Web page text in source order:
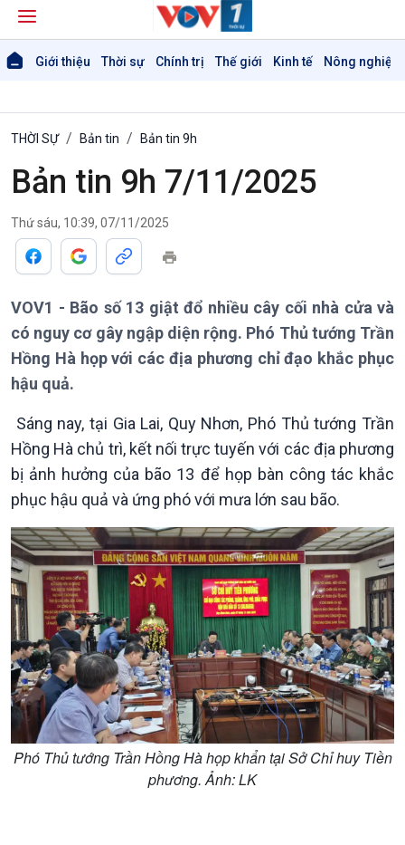
Giới thiệu Thời sự Chính trị Thế giới Kinh tế Nông nghiệp
Thời sự 6h
Thời sự 12h
Thời sự 18h
Chuyên mục
Theo dòng Thời sự
Chính trị
Tin Chính trị
Chính phủ với người dân
Quốc hội với cử tri
Xây dựng đảng
Đảng trong cuộc sống
Nhận diện sự thật
Pháp luật và đời sống
Thế giới
Tin thế giới
Vấn đề quốc tế
Hồ sơ sự kiện quốc tế
Thế giới & Việt Nam
Biên cương - Một dải vững
bền
THỜI SỰ Bản tin Bản tin 9h
Bản tin 9h 7/11/2025
Thứ sáu, 10:39, 07/11/2025
VOV1 - Bão số 13 giật đổ nhiều cây cối nhà cửa và
có nguy cơ gây ngập diện rộng. Phó Thủ tướng Trần
Hồng Hà họp với các địa phương chỉ đạo khắc phục
hậu quả.
Sáng nay, tại Gia Lai, Quy Nhơn, Phó Thủ tướng Trần
Hồng Hà chủ trì, kết nối trực tuyến với các địa phương
bị ảnh hưởng của bão 13 để họp bàn công tác khắc
phục hậu quả và ứng phó với mưa lớn sau bão.
Phó Thủ tướng Trần Hồng Hà họp khẩn tại Sở Chỉ huy Tiền
phương. Ảnh: LK